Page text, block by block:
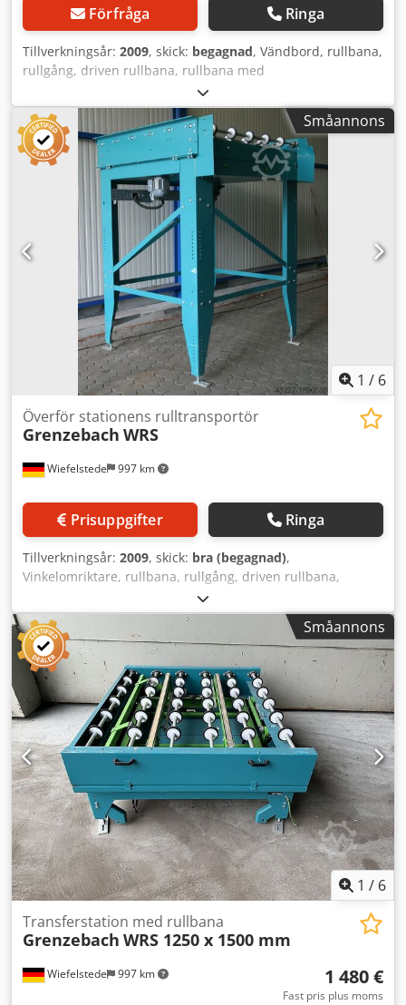
Förfråga Ringa
Tillverkningsår: 2009, skick: begagnad, Vändbord, rullbana,
rullgång, driven rullbana, rullbana med
avdragstransportör - Robust konstruktion - Elektriskt
driven - Drivmotor rullbana: 0,18 kW 71 varv/min -
Drivmotor transportband: 0,18 kW 88 varv/min - Rullbredd:
1440 mm - Transportlängd: 1550 mm - Överföringsband:
1400 mm - Pneumatisk höjning - Rulldiameter: 105 mm -
Rullar: gummerade - Axeldiameter: 25 mm -
Transporthöjd: 950 mm, justerbar - Drivanordning: via
kuggrem - Antal: 1 st rullbana tillgänglig Dksdpfob A S
Uyex Agvor - Pris: per styck - Dimensioner: 1550/1650/H950
mm - Vikt: 420 kg
Småannons
1 / 6
Wiefelstede 997 km
Överför stationens rulltransportör
Grenzebach WRS
Prisuppgifter Ringa
Tillverkningsår: 2009, skick: bra (begagnad),
Vinkelomriktare, rullbana, rullgång, driven rullbana,
rullbana med dragningsmatare - Utförande: robust - Drift:
elektrisk - Drivmotor rullbana: 0,37 kW 71 varv/min -
Drivmotor transportband: 0,37 kW 88 varv/min - Rullbredd:
1440 mm - Transportlängd: 1400 mm - Överlämning
transportband: 1400 mm - Pneumatisk upplyftning
Dkodpfx Agob H Ak Ijvor - Rulldiameter: 105 mm - Rullar:
gummerade - Axeldiameter: 25 mm - Transporthöjd: 2150
mm ställbar - Driftenhet: med tandrem - Mått:
1600/1750/H2150 mm - Vikt: 500 kg
Småannons
1 / 6
Wiefelstede 997 km
Transferstation med rullbana
Grenzebach WRS 1250 x 1500 mm
1 480 €
Fast pris plus moms